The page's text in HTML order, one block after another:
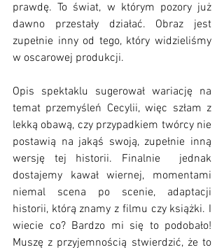
prawdę. To świat, w którym pozory już
dawno przestały działać. Obraz jest
zupełnie inny od tego, który widzieliśmy
w oscarowej produkcji.
Opis spektaklu sugerował wariację na
temat przemyśleń Cecylii, więc szłam z
lekką obawą, czy przypadkiem twórcy nie
postawią na jakąś swoją, zupełnie inną
wersję tej historii. Finalnie  jednak
dostajemy kawał wiernej, momentami
niemal scena po scenie, adaptacji
historii, którą znamy z filmu czy książki. I
wiecie co? Bardzo mi się to podobało!
Muszę z przyjemnością stwierdzić, że to